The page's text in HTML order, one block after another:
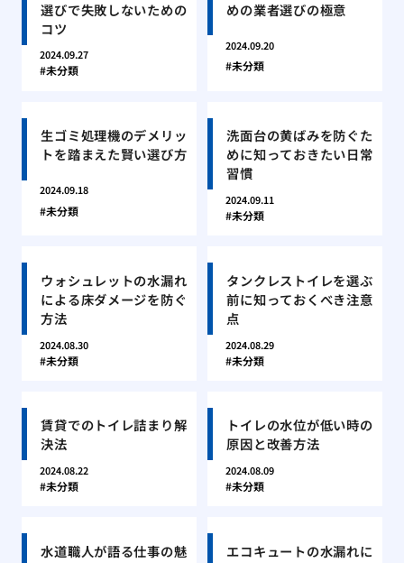
選びで失敗しないための
コツ
2024.09.27
未分類
めの業者選びの極意
2024.09.20
未分類
生ゴミ処理機のデメリッ
トを踏まえた賢い選び方
2024.09.18
未分類
洗面台の黄ばみを防ぐた
めに知っておきたい日常
習慣
2024.09.11
未分類
ウォシュレットの水漏れ
による床ダメージを防ぐ
方法
2024.08.30
未分類
タンクレストイレを選ぶ
前に知っておくべき注意
点
2024.08.29
未分類
賃貸でのトイレ詰まり解
決法
2024.08.22
未分類
トイレの水位が低い時の
原因と改善方法
2024.08.09
未分類
水道職人が語る仕事の魅
エコキュートの水漏れに